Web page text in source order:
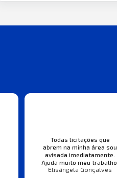
Todas licitações que
abrem na minha área sou
avisada imediatamente.
Ajuda muito meu trabalho.
Elisângela Gonçalves